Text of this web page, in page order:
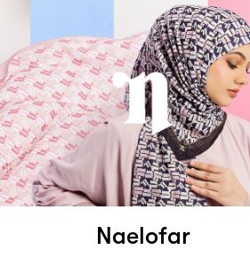
Naelofar